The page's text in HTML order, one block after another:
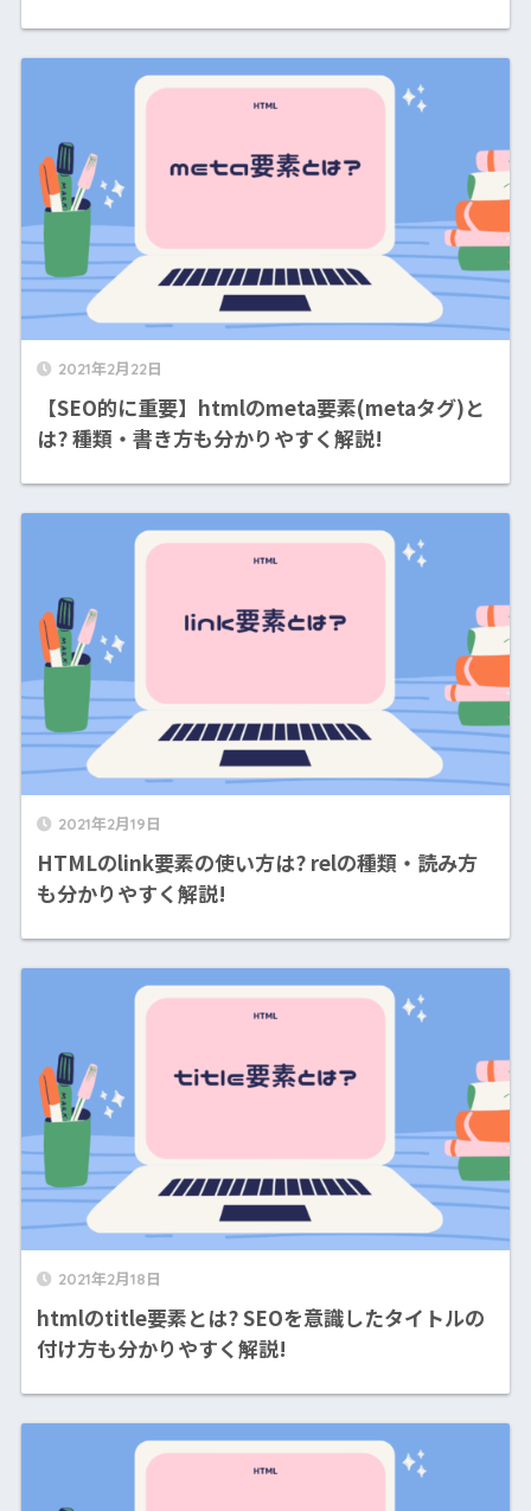
2021年2月22日
【SEO的に重要】htmlのmeta要素(metaタグ)と
は? 種類・書き方も分かりやすく解説!
2021年2月19日
HTMLのlink要素の使い方は? relの種類・読み方
も分かりやすく解説!
2021年2月18日
htmlのtitle要素とは? SEOを意識したタイトルの
付け方も分かりやすく解説!